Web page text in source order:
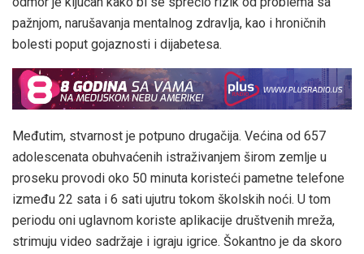
pažnjom, narušavanja mentalnog zdravlja, kao i hroničnih
bolesti poput gojaznosti i dijabetesa.
Međutim, stvarnost je potpuno drugačija. Većina od 657
adolescenata obuhvaćenih istraživanjem širom zemlje u
proseku provodi oko 50 minuta koristeći pametne telefone
između 22 sata i 6 sati ujutru tokom školskih noći. U tom
periodu oni uglavnom koriste aplikacije društvenih mreža,
strimuju video sadržaje i igraju igrice. Šokantno je da skoro